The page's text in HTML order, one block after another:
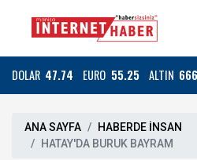
DOLAR 47.74 EURO 55.25 ALTIN
ANA SAYFA
HABERDE İNSAN
HATAY'DA BURUK BAYRAM